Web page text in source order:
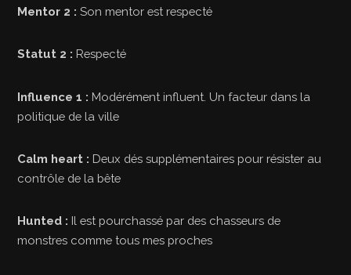
Mentor 2 : Son mentor est respecté
Statut 2 : Respecté
Influence 1 : Modérément influent. Un facteur dans la
politique de la ville
Calm heart : Deux dés supplémentaires pour résister au
contrôle de la bête
Hunted : Il est pourchassé par des chasseurs de
monstres comme tous mes proches